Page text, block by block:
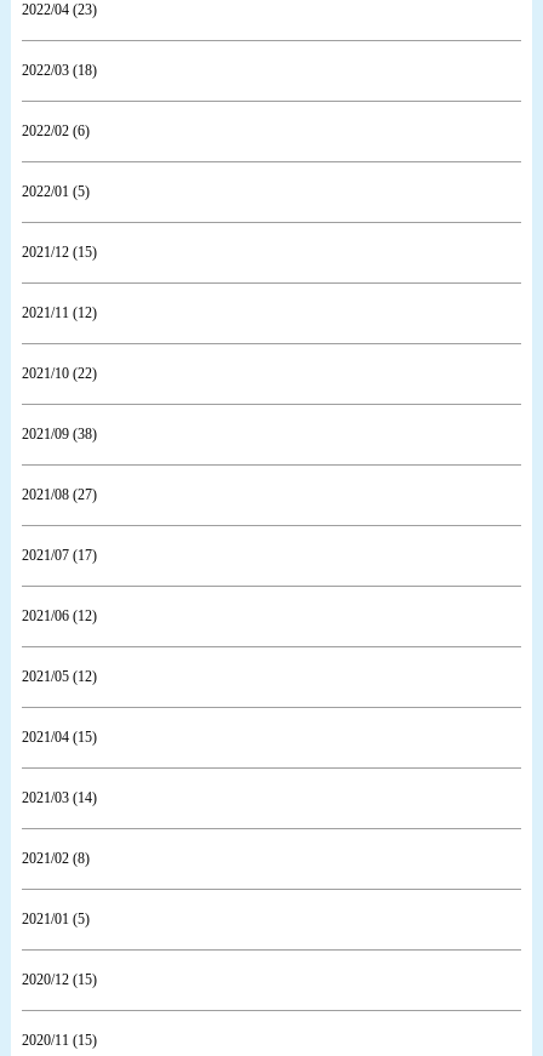
2022/04 (23)
2022/03 (18)
2022/02 (6)
2022/01 (5)
2021/12 (15)
2021/11 (12)
2021/10 (22)
2021/09 (38)
2021/08 (27)
2021/07 (17)
2021/06 (12)
2021/05 (12)
2021/04 (15)
2021/03 (14)
2021/02 (8)
2021/01 (5)
2020/12 (15)
2020/11 (15)